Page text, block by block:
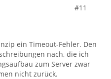
#11
ein Timeout-Fehler. Den
nach, die ich
zum Server zwar
nicht zurück.